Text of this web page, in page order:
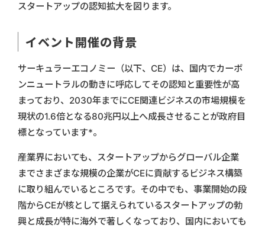
スタートアップの認知拡大を図ります。
イベント開催の背景
サーキュラーエコノミー（以下、CE）は、国内でカーボ
ンニュートラルの動きに呼応してその認知と重要性が高
まっており、2030年までにCE関連ビジネスの市場規模を
現状の1.6倍となる80兆円以上へ成長させることが政府目
標となっています*。
産業界においても、スタートアップからグローバル企業
までさまざまな規模の企業がCEに貢献するビジネス構築
に取り組んでいるところです。その中でも、事業開始の段
階からCEが核として据えられているスタートアップの勃
興と成長が特に海外で著しくなっており、国内においても